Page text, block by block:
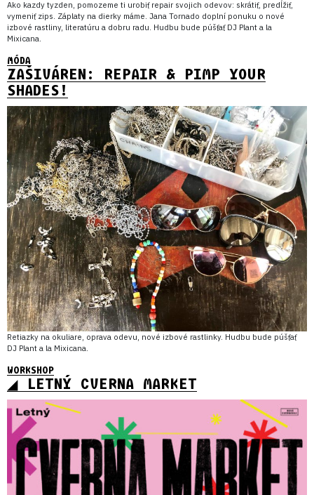
Ako kazdy tyzden, pomozeme ti urobiť repair svojich odevov: skrátiť, predĺžiť,
vymeniť zips. Záplaty na dierky máme. Jana Tornado doplní ponuku o nové
izbové rastliny, literatúru a dobru radu. Hudbu bude púšťať DJ Plant a la
Mixicana.
MÓDA
ZAŠIVÁREN: REPAIR & PIMP YOUR
SHADES!
Retiazky na okuliare, oprava odevu, nové izbové rastlinky. Hudbu bude púšťať
DJ Plant a la Mixicana.
WORKSHOP
◢ LETNÝ CVERNA MARKET